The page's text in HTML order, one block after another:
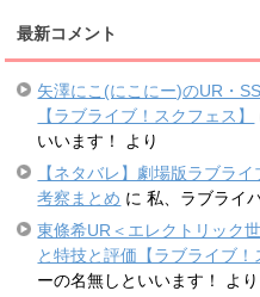
最新コメント
矢澤にこ(にこにー)のUR・
【ラブライブ！スクフェス】
いいます！
より
【ネタバレ】劇場版ラブラ
考察まとめ に私、ラブライ
東條希UR＜エレクトリック
と特技と評価【ラブライブ！
ーの名無しといいます！
より